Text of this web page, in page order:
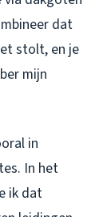
dat
stolt, en je
mijn
in
In het
ik dat